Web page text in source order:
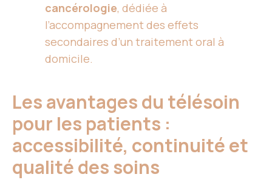
cancérologie, dédiée à
l’accompagnement des effets
secondaires d’un traitement oral à
domicile.
Les avantages du télésoin
pour les patients :
accessibilité, continuité et
qualité des soins